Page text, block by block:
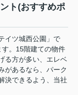
ト(おすすめポ
イツ城西公園」で
。15階建ての物件
る方が多い、エレベ
があるなら、パーク
決できるよう、当社